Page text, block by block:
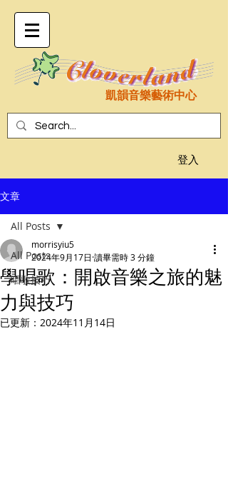
凱韻音樂藝術中心
登入
文章
All Posts
唱歌技巧
All Posts
學唱歌：開啟音樂之旅的魅
力與技巧
morrisyiu5
2024年9月17日 讀畢需時 3 分鐘
已更新： 2024年11月14日